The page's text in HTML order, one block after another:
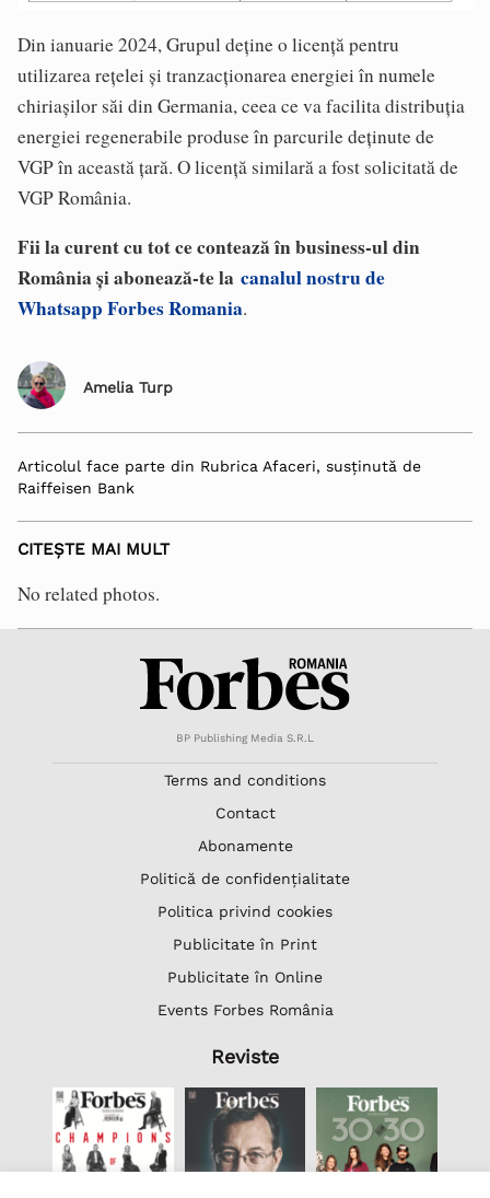
Din ianuarie 2024, Grupul deține o licență pentru
utilizarea rețelei și tranzacționarea energiei în numele
chiriașilor săi din Germania, ceea ce va facilita distribuția
energiei regenerabile produse în parcurile deținute de
VGP în această țară. O licență similară a fost solicitată de
VGP România.
Fii la curent cu tot ce contează în business-ul din
România și abonează-te la canalul nostru de
Whatsapp Forbes Romania.
Amelia Turp
Articolul face parte din Rubrica Afaceri, susținută de
Raiffeisen Bank
CITEȘTE MAI MULT
No related photos.
BP Publishing Media S.R.L
Terms and conditions
Contact
Abonamente
Politică de confidențialitate
Politica privind cookies
Publicitate în Print
Publicitate în Online
Events Forbes România
Reviste